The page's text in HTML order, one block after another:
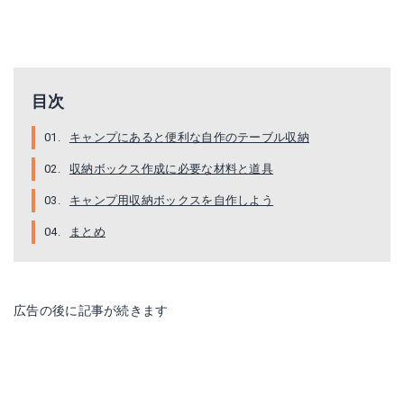
目次
キャンプにあると便利な自作のテーブル収納
収納ボックス作成に必要な材料と道具
キャンプ用収納ボックスを自作しよう
まとめ
広告の後に記事が続きます